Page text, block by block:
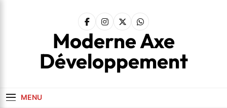
Moderne Axe
Développement
MENU